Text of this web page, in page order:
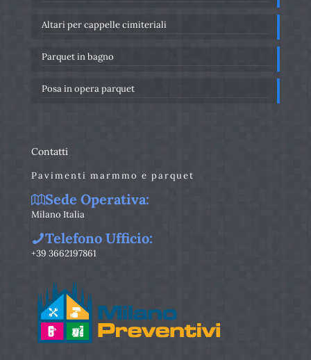
Altari per cappelle cimiteriali
Parquet in bagno
Posa in opera parquet
Contatti
Pavimenti marmmo e parquet
Sede Operativa:
Milano Italia
Telefono Ufficio:
+39 3662197861